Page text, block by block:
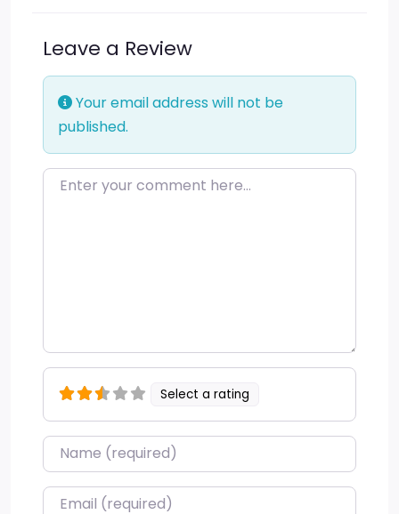
Leave a Review
Your email address will not be
published.
Enter your comment here…
Select a rating
Name*
Email*